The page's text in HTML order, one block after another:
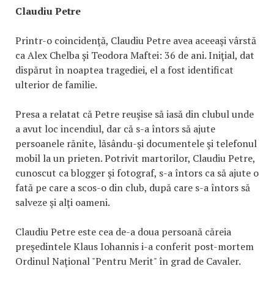
Claudiu Petre
Printr-o coincidenţă, Claudiu Petre avea aceeaşi vârstă
ca Alex Chelba şi Teodora Maftei: 36 de ani. Iniţial, dat
dispărut în noaptea tragediei, el a fost identificat
ulterior de familie.
Presa a relatat că Petre reuşise să iasă din clubul unde
a avut loc incendiul, dar că s-a întors să ajute
persoanele rănite, lăsându-şi documentele şi telefonul
mobil la un prieten. Potrivit martorilor, Claudiu Petre,
cunoscut ca blogger şi fotograf, s-a întors ca să ajute o
fată pe care a scos-o din club, după care s-a întors să
salveze şi alţi oameni.
Claudiu Petre este cea de-a doua persoană căreia
preşedintele Klaus Iohannis i-a conferit post-mortem
Ordinul Naţional "Pentru Merit" în grad de Cavaler.